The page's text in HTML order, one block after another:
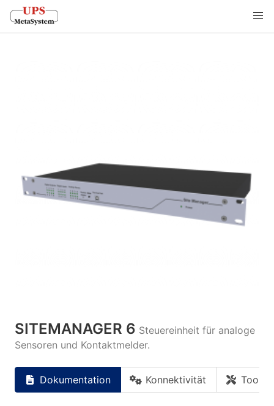
SITEMANAGER 6 Steuereinheit für analoge
Sensoren und Kontaktmelder.
Dokumentation Konnektivität Tools